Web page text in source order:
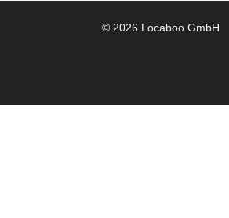
© 2026 Locaboo GmbH